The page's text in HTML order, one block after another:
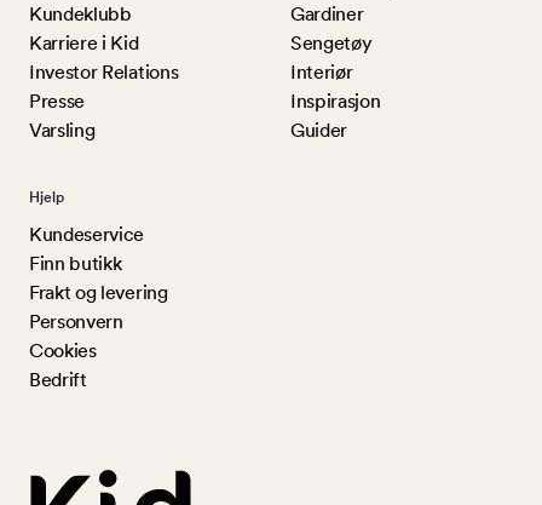
Kundeklubb
Karriere i Kid
Investor Relations
Presse
Varsling
Gardiner
Sengetøy
Interiør
Inspirasjon
Guider
Hjelp
Kundeservice
Finn butikk
Frakt og levering
Personvern
Cookies
Bedrift